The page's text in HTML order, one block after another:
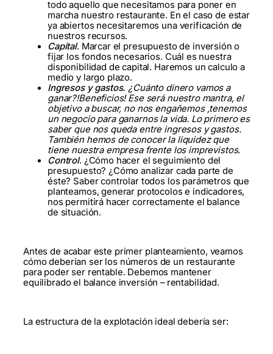
todo aquello que necesitamos para poner en
marcha nuestro restaurante. En el caso de estar
ya abiertos necesitaremos una verificación de
nuestros recursos.
Capital. Marcar el presupuesto de inversión o
fijar los fondos necesarios. Cuál es nuestra
disponibilidad de capital. Haremos un calculo a
medio y largo plazo.
Ingresos y gastos.¿Cuánto dinero vamos a
ganar?!Beneficios! Ese será nuestro mantra, el
objetivo a buscar, no nos engañemos ,tenemos
un negocio para ganarnos la vida. Lo primero es
saber que nos queda entre ingresos y gastos.
También hemos de conocer la liquidez que
tiene nuestra empresa frente los imprevistos.
Control. ¿Cómo hacer el seguimiento del
presupuesto? ¿Cómo analizar cada parte de
éste? Saber controlar todos los parámetros que
planteamos, generar protocolos e indicadores,
nos permitirá hacer correctamente el balance
de situación.
Antes de acabar este primer planteamiento, veamos
cómo deberían ser los números de un restaurante
para poder ser rentable. Debemos mantener
equilibrado el balance inversión – rentabilidad.
La estructura de la explotación ideal debería ser: